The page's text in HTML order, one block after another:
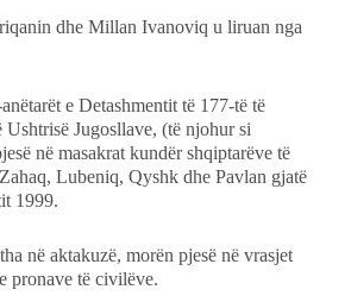
dhe Millan Ivanoviq u liruan nga
e Detashmentit të 177-të të
Ushtrisë Jugosllave, (të njohur si
në masakrat kundër shqiptarëve të
Lubeniq, Qyshk dhe Pavlan gjatë
1999.
në aktakuzë, morën pjesë në vrasjet
pronave të civilëve.